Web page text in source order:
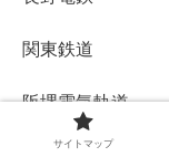
関東鉄道
阪堺電気軌道
サイトマップ